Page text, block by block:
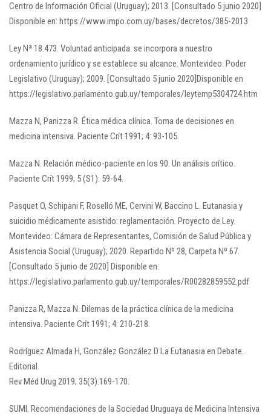
Centro de Información Oficial (Uruguay); 2013. [Consultado 5 junio 2020]
Disponible en: https://www.impo.com.uy/bases/decretos/385-2013
Ley Nª 18.473. Voluntad anticipada: se incorpora a nuestro
ordenamiento jurídico y se establece su alcance. Montevideo: Poder
Legislativo (Uruguay); 2009. [Consultado 5 junio 2020]Disponible en
https://legislativo.parlamento.gub.uy/temporales/leytemp5304724.htm
Mazza N, Panizza R. Ética médica clínica. Toma de decisiones en
medicina intensiva. Paciente Crít 1991; 4: 93-105.
Mazza N. Relación médico-paciente en los 90. Un análisis crítico.
Paciente Crít 1999; 5 (S1): 59-64.
Pasquet O, Schipani F, Roselló ME, Cervini W, Baccino L. Eutanasia y
suicidio médicamente asistido: reglamentación. Proyecto de Ley.
Montevideo: Cámara de Representantes, Comisión de Salud Pública y
Asistencia Social (Uruguay); 2020. Repartido Nº 28, Carpeta Nº 67.
[Consultado 5 junio de 2020] Disponible en:
https://legislativo.parlamento.gub.uy/temporales/R00282859552.pdf
Panizza R, Mazza N. Dilemas de la práctica clínica de la medicina
intensiva. Paciente Crít 1991; 4: 210-218.
Rodríguez Almada H, González González D La Eutanasia en Debate.
Editorial.
Rev Méd Urug 2019; 35(3):169-170.
SUMI. Recomendaciones de la Sociedad Uruguaya de Medicina Intensiva